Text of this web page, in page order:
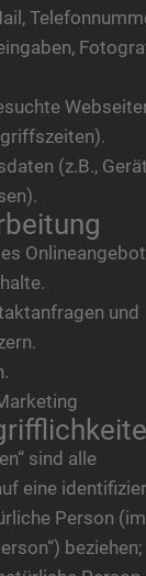
(z.B.,
und
sind alle
eine
Person (im